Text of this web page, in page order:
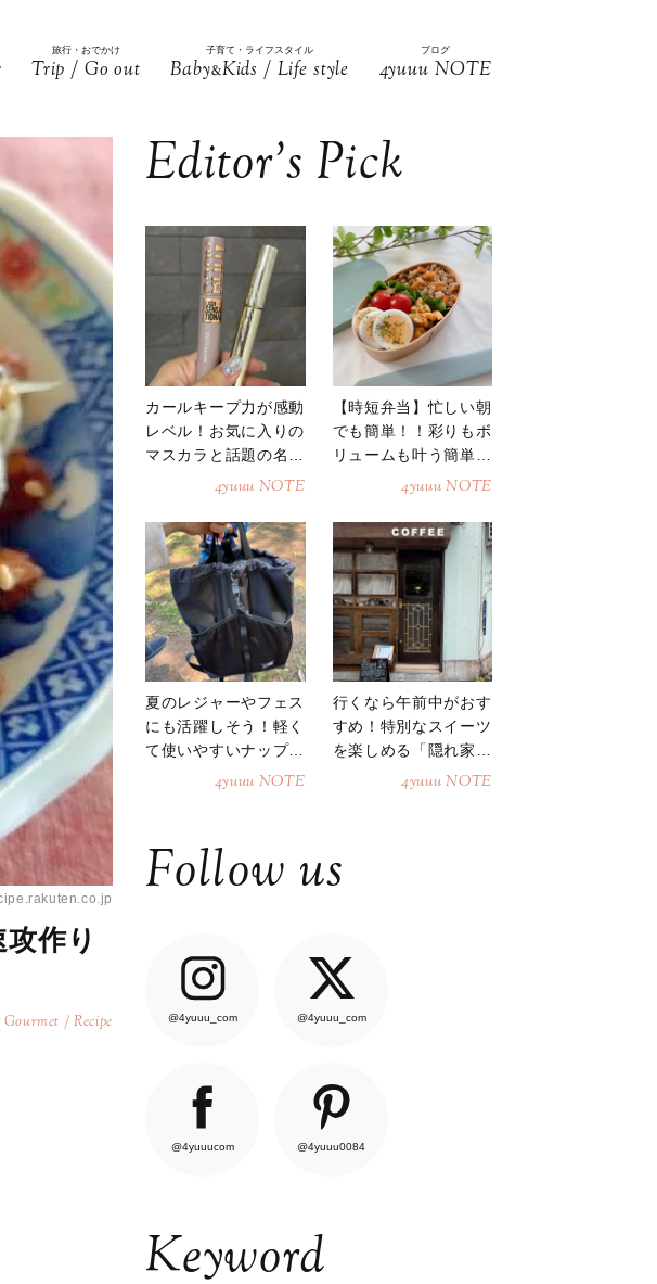
旅行・おでかけ
Trip / Go out
子育て・ライフスタイル
Baby&Kids / Life style
ブログ
4yuuu NOTE
作り
Gourmet / Recipe
Editor’s Pick
カールキープ力が感動
レベル！お気に入りの
マスカラと話題の名品
4yuuu NOTE
【時短弁当】忙しい朝
でも簡単！！彩りもボ
リュームも叶う簡単そ
4yuuu NOTE
夏のレジャーやフェス
にも活躍しそう！軽く
て使いやすいナップサ
4yuuu NOTE
行くなら午前中がおす
すめ！特別なスイーツ
を楽しめる「隠れ家カ
4yuuu NOTE
Follow us
@4yuuu_com @4yuuu_com
@4yuuucom @4yuuu0084
Keyword